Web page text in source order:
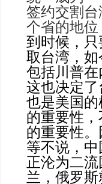
签约交割
个省的地
到时候，
取台湾，
包括川普
这也决定
也是美国
的重要性
的重要性
等不说，
正沦为二
兰，俄罗